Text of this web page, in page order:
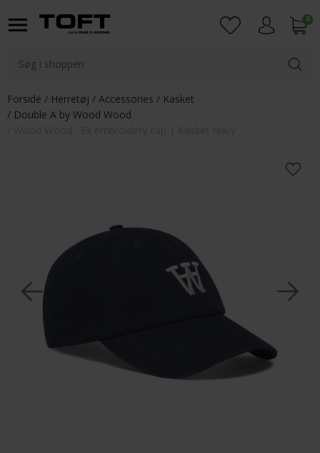
0
Forside Herretøj Accessories
Kasket
Double A by Wood Wood